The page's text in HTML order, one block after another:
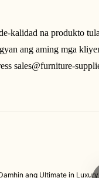
kalidad na produkto
ang aming mga
sales@furniture-